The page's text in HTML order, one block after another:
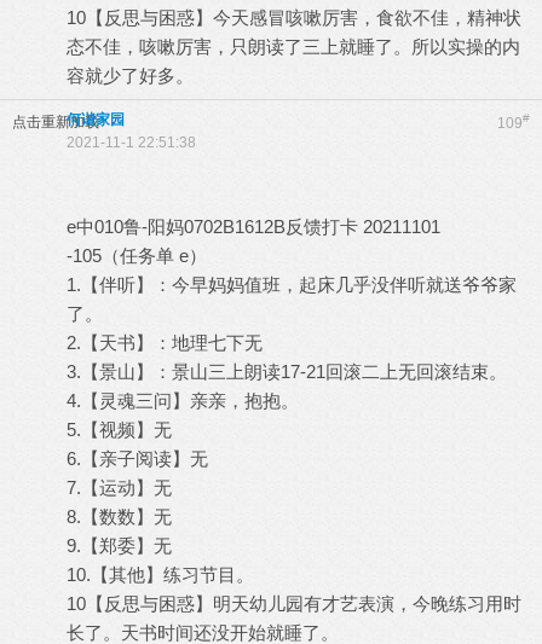
10【反思与困惑】今天感冒咳嗽厉害，食欲不佳，精神状
态不佳，咳嗽厉害，只朗读了三上就睡了。所以实操的内
容就少了好多。
点击重新加载 109#
何谐家园
2021-11-1 22:51:38
e中010鲁-阳妈0702B1612B反馈打卡 20211101
-105（任务单 e）
1.【伴听】：今早妈妈值班，起床几乎没伴听就送爷爷家
了。
2.【天书】：地理七下无
3.【景山】：景山三上朗读17-21回滚二上无回滚结束。
4.【灵魂三问】亲亲，抱抱。
5.【视频】无
6.【亲子阅读】无
7.【运动】无
8.【数数】无
9.【郑委】无
10.【其他】练习节目。
10【反思与困惑】明天幼儿园有才艺表演，今晚练习用时
长了。天书时间还没开始就睡了。